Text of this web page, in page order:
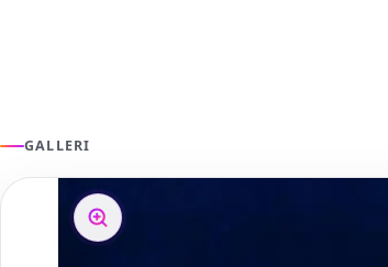
GALLERI